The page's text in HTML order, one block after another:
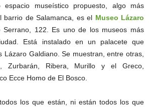
museístico propuesto, algo más
barrio de Salamanca, es el Museo Lázaro
Serrano, 122. Es uno de los museos más
Está instalado en un palacete que
Lázaro Galdiano. Se muestran, entre otras,
Zurbarán, Ribera, Murillo y el Greco,
Ecce Homo de El Bosco.
los que están, ni están todos los que